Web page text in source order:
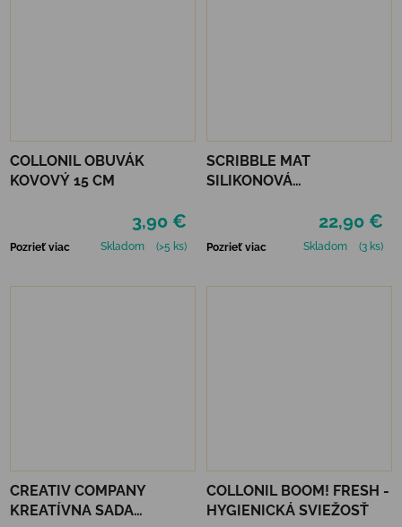
COLLONIL OBUVÁK
KOVOVÝ 15 CM
3,90 €
Pozrieť viac Skladom (>5 ks)
SCRIBBLE MAT
SILIKONOVÁ
AUSTRÁLSKE ZVIERATÁ
22,90 €
Pozrieť viac Skladom (3 ks)
CREATIV COMPANY
KREATÍVNA SADA
COLLONIL BOOM! FRESH -
HYGIENICKÁ SVIEŽOSŤ